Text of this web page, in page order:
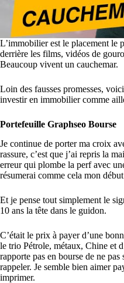
L’immobilier est le placement le
derrière les films, vidéos de
Beaucoup vivent un cauchemar.
Loin des fausses promesses,
investir en immobilier comme
Portefeuille Graphseo Bourse
Je continue de porter ma croix
rassure, c’est que j’ai repris la
erreur qui plombe la perf avec
résumerai comme cela mon début
Et je pense tout simplement le
10 ans la tête dans le guidon.
C’était le prix à payer d’une
le trio Pétrole, métaux, Chine et
rapporte pas en bourse de ne
rappeler. Je semble bien aimer
imprimer.